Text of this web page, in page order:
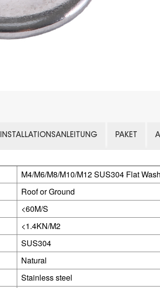
INSTALLATIONSANLEITUNG PAKET
M4/M6/M8/M10/M12 SUS304 Flat
Roof or Ground
<60M/S
<1.4KN/M2
SUS304
Natural
Stainless steel